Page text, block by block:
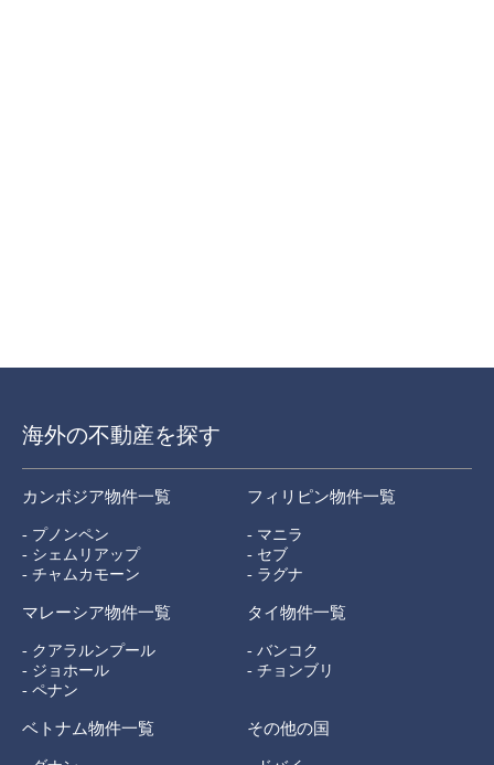
海外の不動産を探す
カンボジア物件一覧
- プノンペン
- シェムリアップ
- チャムカモーン
フィリピン物件一覧
- マニラ
- セブ
- ラグナ
マレーシア物件一覧
- クアラルンプール
- ジョホール
- ペナン
タイ物件一覧
- バンコク
- チョンブリ
ベトナム物件一覧 その他の国